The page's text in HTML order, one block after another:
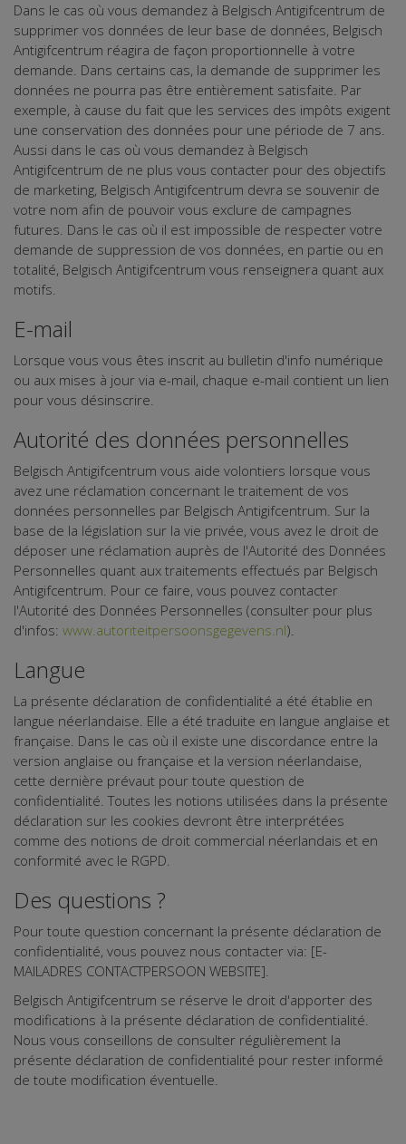
Dans le cas où vous demandez à Belgisch Antigifcentrum de
supprimer vos données de leur base de données, Belgisch
Antigifcentrum réagira de façon proportionnelle à votre
demande. Dans certains cas, la demande de supprimer les
données ne pourra pas être entièrement satisfaite. Par
exemple, à cause du fait que les services des impôts exigent
une conservation des données pour une période de 7 ans.
Aussi dans le cas où vous demandez à Belgisch
Antigifcentrum de ne plus vous contacter pour des objectifs
de marketing, Belgisch Antigifcentrum devra se souvenir de
votre nom afin de pouvoir vous exclure de campagnes
futures. Dans le cas où il est impossible de respecter votre
demande de suppression de vos données, en partie ou en
totalité, Belgisch Antigifcentrum vous renseignera quant aux
motifs.
E-mail
Lorsque vous vous êtes inscrit au bulletin d'info numérique
ou aux mises à jour via e-mail, chaque e-mail contient un lien
pour vous désinscrire.
Autorité des données personnelles
Belgisch Antigifcentrum vous aide volontiers lorsque vous
avez une réclamation concernant le traitement de vos
données personnelles par Belgisch Antigifcentrum. Sur la
base de la législation sur la vie privée, vous avez le droit de
déposer une réclamation auprès de l'Autorité des Données
Personnelles quant aux traitements effectués par Belgisch
Antigifcentrum. Pour ce faire, vous pouvez contacter
l'Autorité des Données Personnelles (consulter pour plus
d'infos: www.autoriteitpersoonsgegevens.nl).
Langue
La présente déclaration de confidentialité a été établie en
langue néerlandaise. Elle a été traduite en langue anglaise et
française. Dans le cas où il existe une discordance entre la
version anglaise ou française et la version néerlandaise,
cette dernière prévaut pour toute question de
confidentialité. Toutes les notions utilisées dans la présente
déclaration sur les cookies devront être interprétées
comme des notions de droit commercial néerlandais et en
conformité avec le RGPD.
Des questions ?
Pour toute question concernant la présente déclaration de
confidentialité, vous pouvez nous contacter via: [E-
MAILADRES CONTACTPERSOON WEBSITE].
Belgisch Antigifcentrum se réserve le droit d'apporter des
modifications à la présente déclaration de confidentialité.
Nous vous conseillons de consulter régulièrement la
présente déclaration de confidentialité pour rester informé
de toute modification éventuelle.